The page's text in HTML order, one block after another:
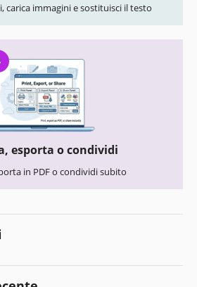
carica immagini e sostituisci il testo
esporta o condividi
in PDF o condividi subito